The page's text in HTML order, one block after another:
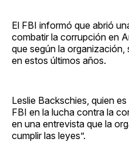
El FBI informó que abrió
combatir la corrupción en
que según la
en estos últimos años.
Leslie Backschies, quien
FBI en la lucha contra la
en una entrevista que la
cumplir las leyes”.